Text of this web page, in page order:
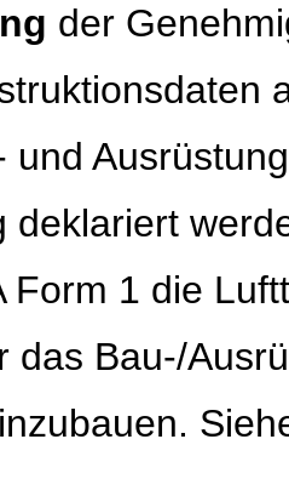
der
und
deklariert
Form 1 die
das Bau-/